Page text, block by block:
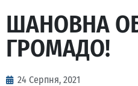
ШАНОВНА
ГРОМАДО!
24 Серпня, 2021